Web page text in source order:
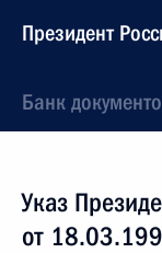
Президент
Банк
Указ
от